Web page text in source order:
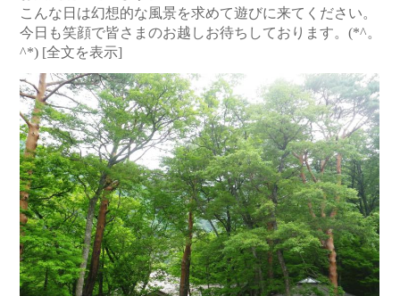
こんな日は幻想的な風景を求めて遊びに来てください。
今日も笑顔で皆さまのお越しお待ちしております。(*^。
^*) [全文を表示]